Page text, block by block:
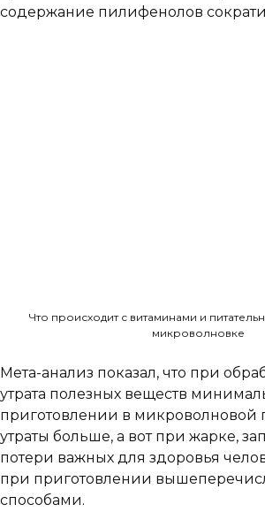
содержание пилифенолов
Что происходит с витаминами и
микроволновке
Мета-анализ показал, что при
утрата полезных веществ
приготовлении в микроволновой
утраты больше, а вот при жарке,
потери важных для здоровья
при приготовлении
способами.